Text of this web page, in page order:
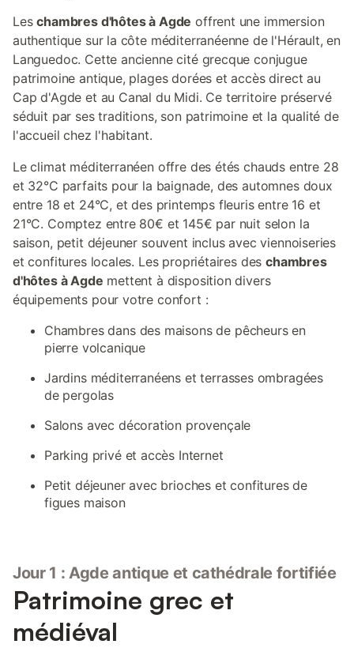
Leschambres d'hôtes à Agde offrent une immersion
authentique sur la côte méditerranéenne de l'Hérault, en
Languedoc. Cette ancienne cité grecque conjugue
patrimoine antique, plages dorées et accès direct au
Cap d'Agde et au Canal du Midi. Ce territoire préservé
séduit par ses traditions, son patrimoine et la qualité de
l'accueil chez l'habitant.
Le climat méditerranéen offre des étés chauds entre 28
et 32°C parfaits pour la baignade, des automnes doux
entre 18 et 24°C, et des printemps fleuris entre 16 et
21°C. Comptez entre 80€ et 145€ par nuit selon la
saison, petit déjeuner souvent inclus avec viennoiseries
et confitures locales. Les propriétaires deschambres
d'hôtes à Agde mettent à disposition divers
équipements pour votre confort :
Chambres dans des maisons de pêcheurs en
pierre volcanique
Jardins méditerranéens et terrasses ombragées
de pergolas
Salons avec décoration provençale
Parking privé et accès Internet
Petit déjeuner avec brioches et confitures de
figues maison
Jour 1 : Agde antique et cathédrale fortifiée
Patrimoine grec et
médiéval